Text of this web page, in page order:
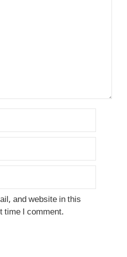
and website in this
time I comment.